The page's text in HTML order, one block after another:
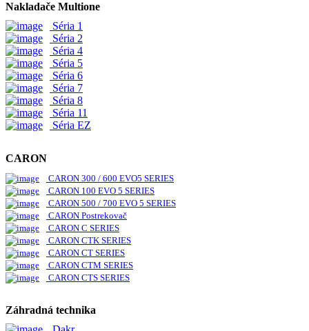
Nakladače Multione
Séria 1
Séria 2
Séria 4
Séria 5
Séria 6
Séria 7
Séria 8
Séria 11
Séria EZ
CARON
CARON 300 / 600 EVO5 SERIES
CARON 100 EVO 5 SERIES
CARON 500 / 700 EVO 5 SERIES
CARON Postrekovač
CARON C SERIES
CARON CTK SERIES
CARON CT SERIES
CARON CTM SERIES
CARON CTS SERIES
Záhradná technika